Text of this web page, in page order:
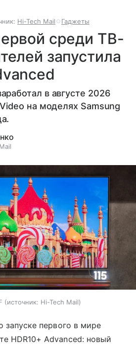
Hi-Tech Mail Гаджеты
среди ТВ-
запустила
в августе 2026
на моделях Samsung
источник: Hi-Tech Mail
запуске первого в мире
HDR10+ Advanced: новый